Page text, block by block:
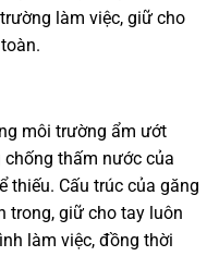
làm việc, giữ cho
môi trường ẩm ướt
thấm nước của
thiếu. Cấu trúc của găng
trong, giữ cho tay luôn
làm việc, đồng thời